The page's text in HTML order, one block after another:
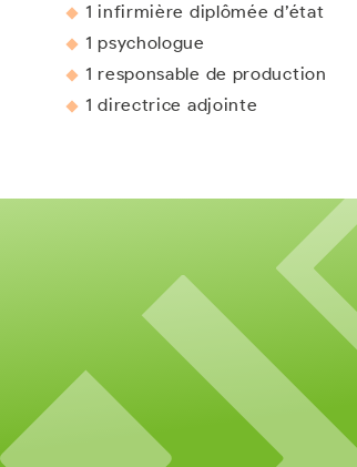
1 infirmière diplômée d’état
1 psychologue
1 responsable de production
1 directrice adjointe